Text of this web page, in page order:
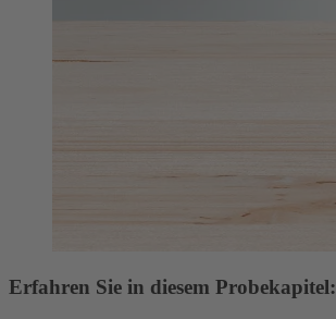
Erfahren Sie in diesem Probekapitel: